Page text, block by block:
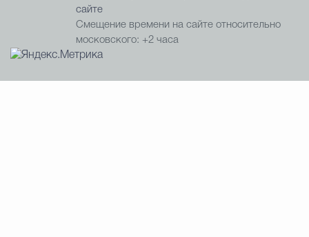
сайте
Смещение времени на сайте относительно
московского: +2 часа